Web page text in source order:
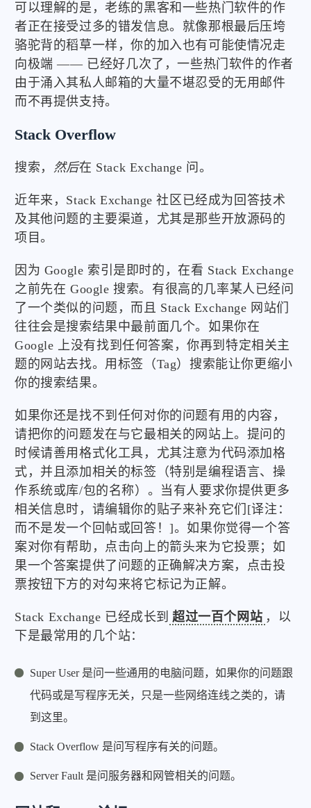
可以理解的是，老练的黑客和一些热门软件的作
者正在接受过多的错发信息。就像那根最后压垮
骆驼背的稻草一样，你的加入也有可能使情况走
向极端 —— 已经好几次了，一些热门软件的作者
由于涌入其私人邮箱的大量不堪忍受的无用邮件
而不再提供支持。
Stack Overflow
搜索， 然后在 Stack Exchange 问。
近年来，Stack Exchange 社区已经成为回答技术
及其他问题的主要渠道，尤其是那些开放源码的
项目。
因为 Google 索引是即时的，在看 Stack Exchange
之前先在 Google 搜索。有很高的几率某人已经问
了一个类似的问题，而且 Stack Exchange 网站们
往往会是搜索结果中最前面几个。如果你在
Google 上没有找到任何答案，你再到特定相关主
题的网站去找。用标签（Tag）搜索能让你更缩小
你的搜索结果。
如果你还是找不到任何对你的问题有用的内容，
请把你的问题发在与它最相关的网站上。提问的
时候请善用格式化工具，尤其注意为代码添加格
式，并且添加相关的标签（特别是编程语言、操
作系统或库/包的名称）。当有人要求你提供更多
相关信息时，请编辑你的贴子来补充它们[译注：
而不是发一个回帖或回答！]。如果你觉得一个答
案对你有帮助，点击向上的箭头来为它投票；如
果一个答案提供了问题的正确解决方案，点击投
票按钮下方的对勾来将它标记为正解。
Stack Exchange 已经成长到 超过一百个网站 ，以
下是最常用的几个站：
Super User 是问一些通用的电脑问题，如果你的问题跟
代码或是写程序无关，只是一些网络连线之类的，请
到这里。
Stack Overflow 是问写程序有关的问题。
Server Fault 是问服务器和网管相关的问题。